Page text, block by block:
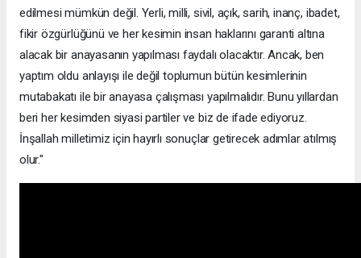
edilmesi mümkün değil. Yerli, milli, sivil, açık, sarih, inanç, ibadet,
fikir özgürlüğünü ve her kesimin insan haklarını garanti altına
alacak bir anayasanın yapılması faydalı olacaktır. Ancak, ben
yaptım oldu anlayışı ile değil toplumun bütün kesimlerinin
mutabakatı ile bir anayasa çalışması yapılmalıdır. Bunu yıllardan
beri her kesimden siyasi partiler ve biz de ifade ediyoruz.
İnşallah milletimiz için hayırlı sonuçlar getirecek adımlar atılmış
olur."